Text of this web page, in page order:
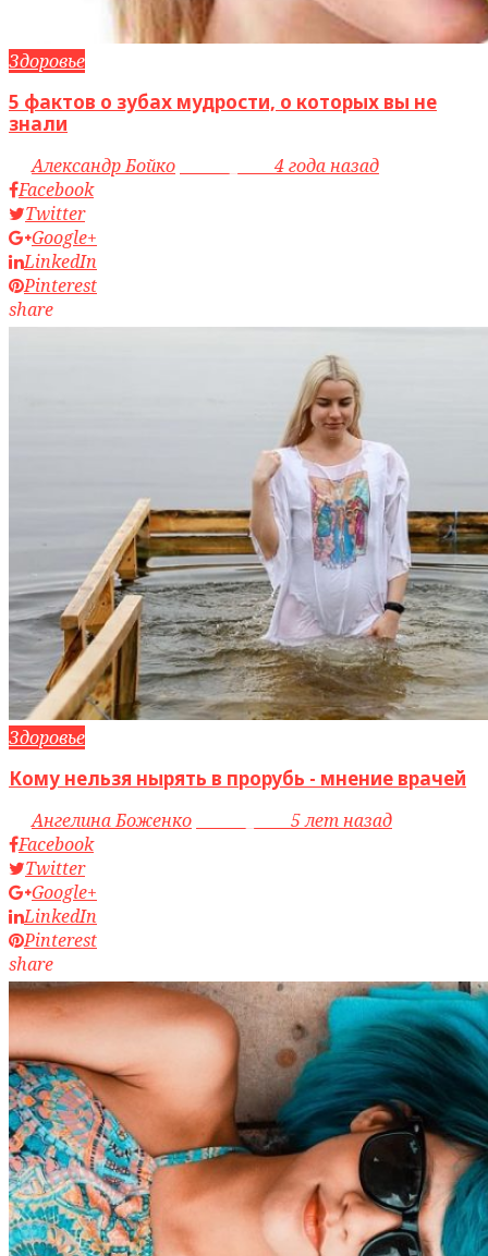
Здоровье
5 фактов о зубах мудрости, о которых вы не
знали
byАлександр Бойко
4 года назад
Facebook
Twitter
Google+
LinkedIn
Pinterest
share
Здоровье
Кому нельзя нырять в прорубь - мнение врачей
byАнгелина Боженко
5 лет назад
Facebook
Twitter
Google+
LinkedIn
Pinterest
share